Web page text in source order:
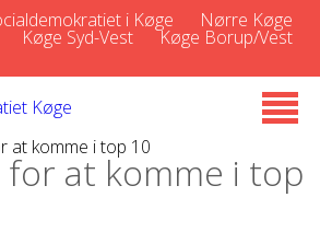
i Køge Nørre Køge
Køge Syd-Vest Køge Borup/Vest
at komme i top 10
at komme i top